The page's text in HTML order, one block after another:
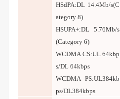
HSdPA:DL 14.4Mb/s(C
ategory 8)
HSUPA+:DL 5.76Mb/s
(Category 6)
WCDMA CS:UL 64kbp
s/DL 64kbps
WCDMA PS:UL384kb
ps/DL384kbps